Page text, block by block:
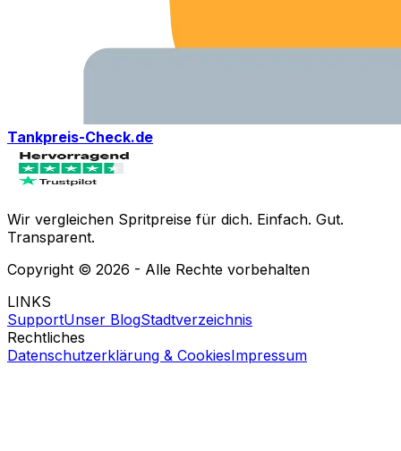
Tankpreis-Check.de
Wir vergleichen Spritpreise für dich. Einfach. Gut.
Transparent.
Copyright © 2026 - Alle Rechte vorbehalten
LINKS
SupportUnser BlogStadtverzeichnis
Rechtliches
Datenschutzerklärung & CookiesImpressum